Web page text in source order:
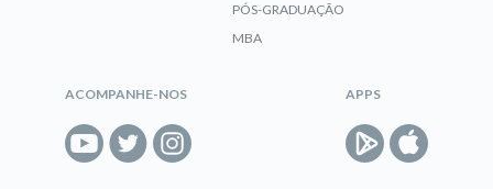
PÓS-GRADUAÇÃO
MBA
ACOMPANHE-NOS APPS